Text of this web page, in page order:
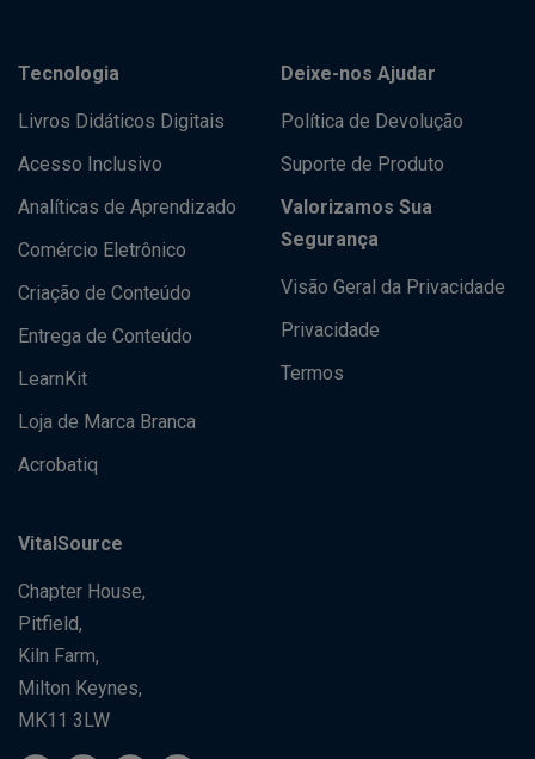
Tecnologia
Livros Didáticos Digitais
Acesso Inclusivo
Analíticas de Aprendizado
Comércio Eletrônico
Criação de Conteúdo
Entrega de Conteúdo
LearnKit
Loja de Marca Branca
Acrobatiq
Deixe-nos Ajudar
Política de Devolução
Suporte de Produto
Valorizamos Sua
Segurança
Visão Geral da Privacidade
Privacidade
Termos
VitalSource
Chapter House,
Pitfield,
Kiln Farm,
Milton Keynes,
MK11 3LW